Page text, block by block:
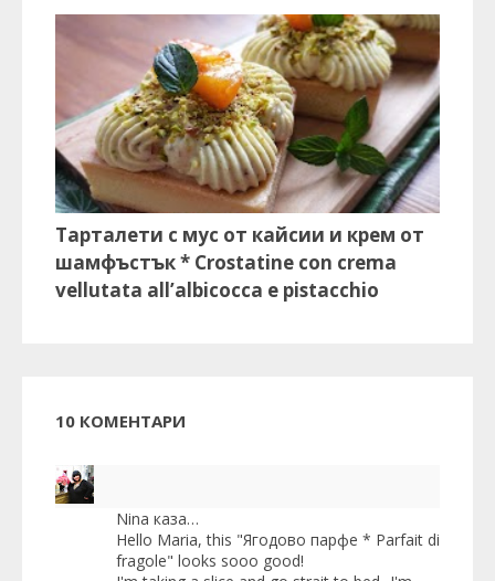
Тарталети с мус от кайсии и крем от
шамфъстък * Crostatine con crema
vellutata all’albicocca e pistacchio
10 КОМЕНТАРИ
Nina каза…
Hello Maria, this "Ягодово парфе * Parfait di
fragole" looks sooo good!